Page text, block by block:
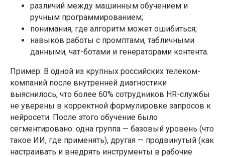
различий между машинным обучением и
ручным программированием;
понимания, где алгоритм может ошибиться;
навыков работы с промптами, табличными
данными, чат-ботами и генераторами контента.
Пример: В одной из крупных российских телеком-
компаний после внутренней диагностики
выяснилось, что более 60% сотрудников HR-службы
не уверены в корректной формулировке запросов к
нейросети. После этого обучение было
сегментировано: одна группа — базовый уровень (что
такое ИИ, где применять), другая — продвинутый (как
настраивать и внедрять инструменты в рабочие